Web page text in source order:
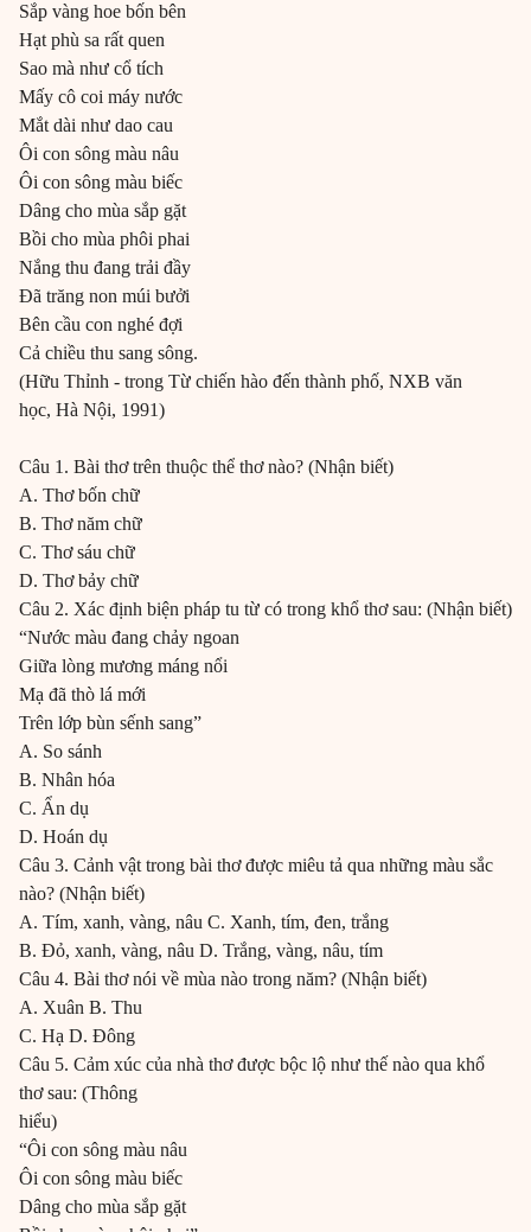
Sắp vàng hoe bốn bên
Hạt phù sa rất quen
Sao mà như cổ tích
Mấy cô coi máy nước
Mắt dài như dao cau
Ôi con sông màu nâu
Ôi con sông màu biếc
Dâng cho mùa sắp gặt
Bồi cho mùa phôi phai
Nắng thu đang trải đầy
Đã trăng non múi bưởi
Bên cầu con nghé đợi
Cả chiều thu sang sông.
(Hữu Thỉnh - trong Từ chiến hào đến thành phố, NXB văn
học, Hà Nội, 1991)
Câu 1. Bài thơ trên thuộc thể thơ nào? (Nhận biết)
A. Thơ bốn chữ
B. Thơ năm chữ
C. Thơ sáu chữ
D. Thơ bảy chữ
Câu 2. Xác định biện pháp tu từ có trong khổ thơ sau: (Nhận biết)
“Nước màu đang chảy ngoan
Giữa lòng mương máng nổi
Mạ đã thò lá mới
Trên lớp bùn sếnh sang”
A. So sánh
B. Nhân hóa
C. Ẩn dụ
D. Hoán dụ
Câu 3. Cảnh vật trong bài thơ được miêu tả qua những màu sắc
nào? (Nhận biết)
A. Tím, xanh, vàng, nâu C. Xanh, tím, đen, trắng
B. Đỏ, xanh, vàng, nâu D. Trắng, vàng, nâu, tím
Câu 4. Bài thơ nói về mùa nào trong năm? (Nhận biết)
A. Xuân B. Thu
C. Hạ D. Đông
Câu 5. Cảm xúc của nhà thơ được bộc lộ như thế nào qua khổ
thơ sau: (Thông
hiểu)
“Ôi con sông màu nâu
Ôi con sông màu biếc
Dâng cho mùa sắp gặt